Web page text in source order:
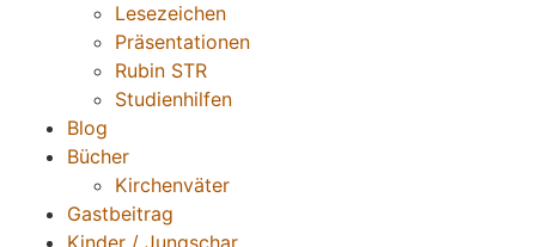
Lesezeichen
Präsentationen
Rubin STR
Studienhilfen
Blog
Bücher
Kirchenväter
Gastbeitrag